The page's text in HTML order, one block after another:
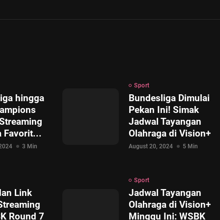
hingga
Favorit...
3 Min
Sport
Bundesliga Dimulai
Pekan Ini! Simak
Jadwal Tayangan
Olahraga di Vision+
August 20, 2024 5 Min
Link
Round 7
Sport
Jadwal Tayangan
Olahraga di Vision+
Minggu Ini: WSBK